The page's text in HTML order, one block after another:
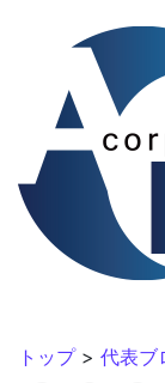
トップ> 代表ブ